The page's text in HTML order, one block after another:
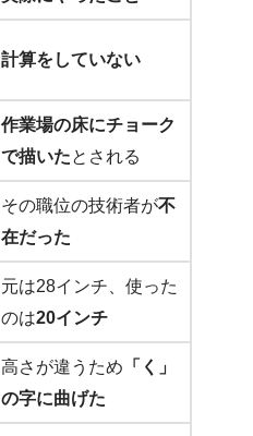
計算をしていない
作業場の床にチョーク
で描いたとされる
その職位の技術者が不
在だった
元は28インチ、使った
のは20インチ
高さが違うため 「く」
の字に曲げた